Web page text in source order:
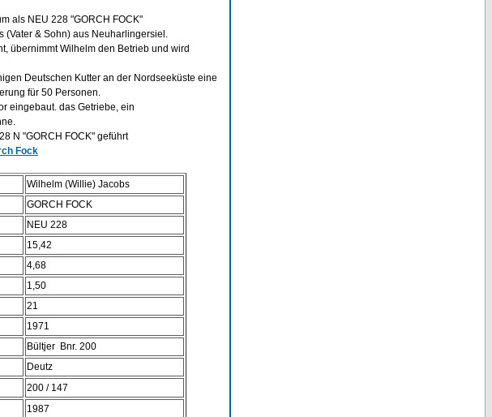
als NEU 228 "GORCH FOCK"
(Vater & Sohn) aus Neuharlingersiel.
übernimmt Wilhelm den Betrieb und wird
Deutschen Kutter an der Nordseeküste eine
für 50 Personen.
eingebaut. das Getriebe, ein
N "GORCH FOCK" geführt
Fock
Wilhelm (Willie) Jacobs
GORCH FOCK
NEU 228
15,42
4,68
1,50
21
1971
Bültjer Bnr. 200
Deutz
200 / 147
1987